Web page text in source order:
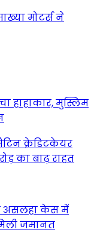
मोटर्स ने
हाहाकार, मुस्लिम
क्रेडिटकेयर
का बाढ़ राहत
असलहा केस में
जमानत